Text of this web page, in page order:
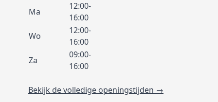
Ma
12:00-
16:00
Wo
12:00-
16:00
Za
09:00-
16:00
Bekijk de volledige openingstijden →